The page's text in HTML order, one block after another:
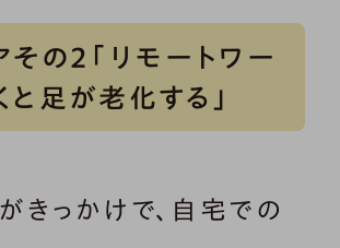
その2「リモートワー
と足が老化する」
きっかけで、自宅での